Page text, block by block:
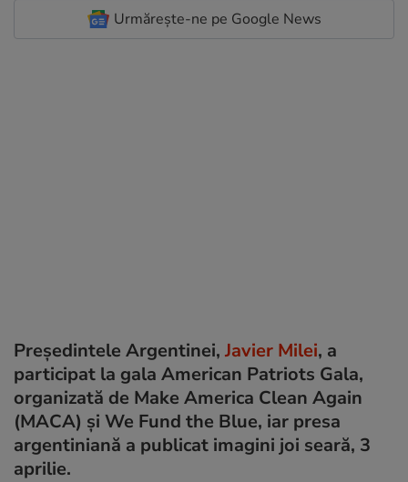
Urmărește-ne pe Google News
Președintele Argentinei, Javier Milei, a
participat la gala American Patriots Gala,
organizată de Make America Clean Again
(MACA) și We Fund the Blue, iar presa
argentiniană a publicat imagini joi seară, 3
aprilie.